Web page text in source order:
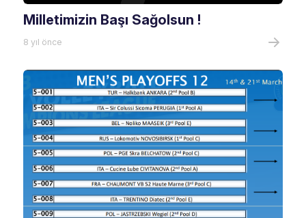
Milletimizin Başı Sağolsun !
8 yıl önce